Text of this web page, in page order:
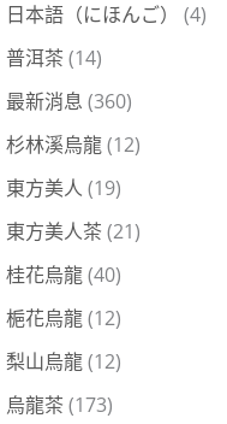
日本語（にほんご）
(4)
普洱茶 (14)
最新消息 (360)
杉林溪烏龍(12)
東方美人 (19)
東方美人茶 (21)
桂花烏龍(40)
梔花烏龍(12)
梨山烏龍(12)
烏龍茶 (173)